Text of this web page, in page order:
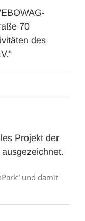
70
des
Projekt der
und damit